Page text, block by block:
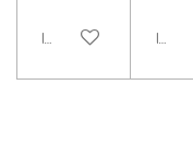
In winkelwagenIn